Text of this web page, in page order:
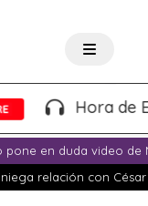
Hora de
pone en duda video de
relación con